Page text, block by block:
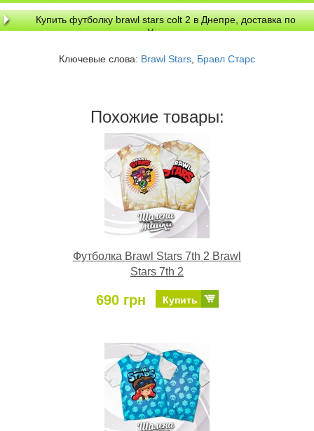
Купить футболку brawl stars colt 2 в Днепре, доставка по
Украине
Ключевые слова: Brawl Stars Бравл Старс
Похожие товары:
Футболка Brawl Stars 7th 2 Brawl
Stars 7th 2
690 грн Купить